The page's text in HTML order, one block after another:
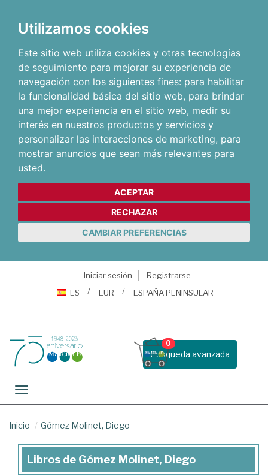
Utilizamos cookies
Este sitio web utiliza cookies y otras tecnologías
de seguimiento para mejorar su experiencia de
navegación con los siguientes fines: para habilitar
la funcionalidad básica del sitio web, para brindar
una mejor experiencia en el sitio web, medir su
interés en nuestros productos y servicios y
personalizar las interacciones de marketing, para
mostrar anuncios que sean más relevantes para
usted.
ACEPTAR
RECHAZAR
CAMBIAR PREFERENCIAS
Iniciar sesión
Registrarse
ES
EUR ESPAÑA PENINSULAR
Busqueda avanzada
0
Toggle navigation
Inicio Gómez Molinet, Diego
Libros
Libros de Gómez Molinet, Diego